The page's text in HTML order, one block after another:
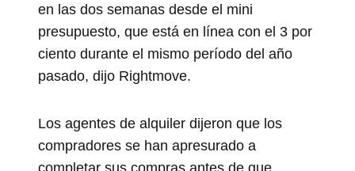
en las dos semanas desde el mini
presupuesto, que está en línea con el 3 por
ciento durante el mismo período del año
pasado, dijo Rightmove.
Los agentes de alquiler dijeron que los
compradores se han apresurado a
completar sus compras antes de que